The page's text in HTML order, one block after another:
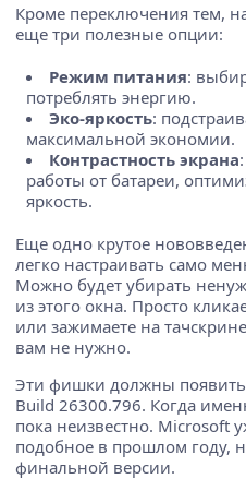
Кроме переключения тем,
еще три полезные опции:
Режим питания:
потреблять энергию.
Эко-яркость:
максимальной экономии.
Контрастность экрана
работы от батареи,
яркость.
Еще одно крутое
легко настраивать само
Можно будет убирать
из этого окна. Просто
или зажимаете на
вам не нужно.
Эти фишки должны
Build 26300.796. Когда
пока неизвестно. Microsoft
подобное в прошлом году,
финальной версии.